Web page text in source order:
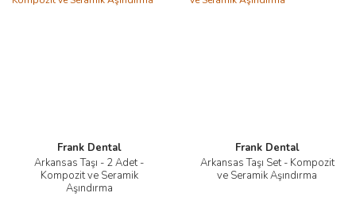
Frank Dental
Arkansas Taşı - 2 Adet -
Kompozit ve Seramik
Aşındırma
Frank Dental
Arkansas Taşı Set - Kompozit
ve Seramik Aşındırma